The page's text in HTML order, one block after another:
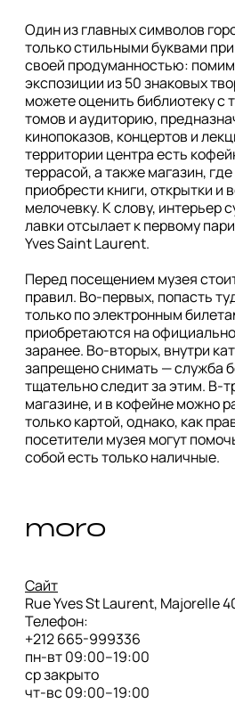
Один из главных символов
только стильными буквами
своей продуманностью:
экспозиции из 50 знаковых
можете оценить библиотеку с
томов и аудиторию,
кинопоказов, концертов и
территории центра есть
террасой, а также магазин,
приобрести книги, открытки и
мелочевку. К слову, интерьер
лавки отсылает к первому
Yves Saint Laurent.
Перед посещением музея
правил. Во-первых, попасть
только по электронным
приобретаются на
заранее. Во-вторых, внутри
запрещено снимать — служба
тщательно следит за этим. В-
магазине, и в кофейне можно
только картой, однако, как
посетители музея могут
собой есть только наличные.
moro
Сайт
Rue Yves St Laurent, Majorelle
Телефон:
+212 665-999336
пн-вт 09:00–19:00
ср закрыто
чт-вс 09:00–19:00